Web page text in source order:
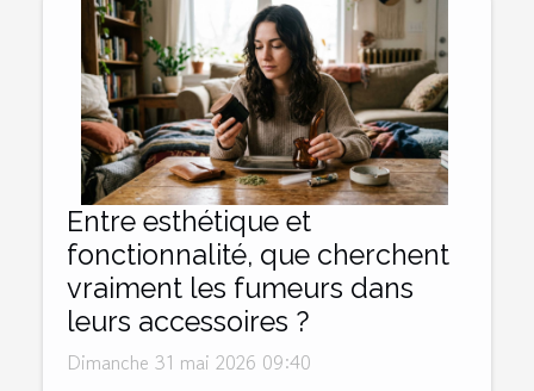
Entre esthétique et
fonctionnalité, que cherchent
vraiment les fumeurs dans
leurs accessoires ?
Dimanche 31 mai 2026 09:40